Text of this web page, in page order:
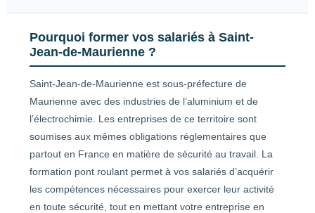
Pourquoi former vos salariés à Saint-
Jean-de-Maurienne ?
Saint-Jean-de-Maurienne est sous-préfecture de
Maurienne avec des industries de l’aluminium et de
l’électrochimie. Les entreprises de ce territoire sont
soumises aux mêmes obligations réglementaires que
partout en France en matière de sécurité au travail. La
formation pont roulant permet à vos salariés d’acquérir
les compétences nécessaires pour exercer leur activité
en toute sécurité, tout en mettant votre entreprise en